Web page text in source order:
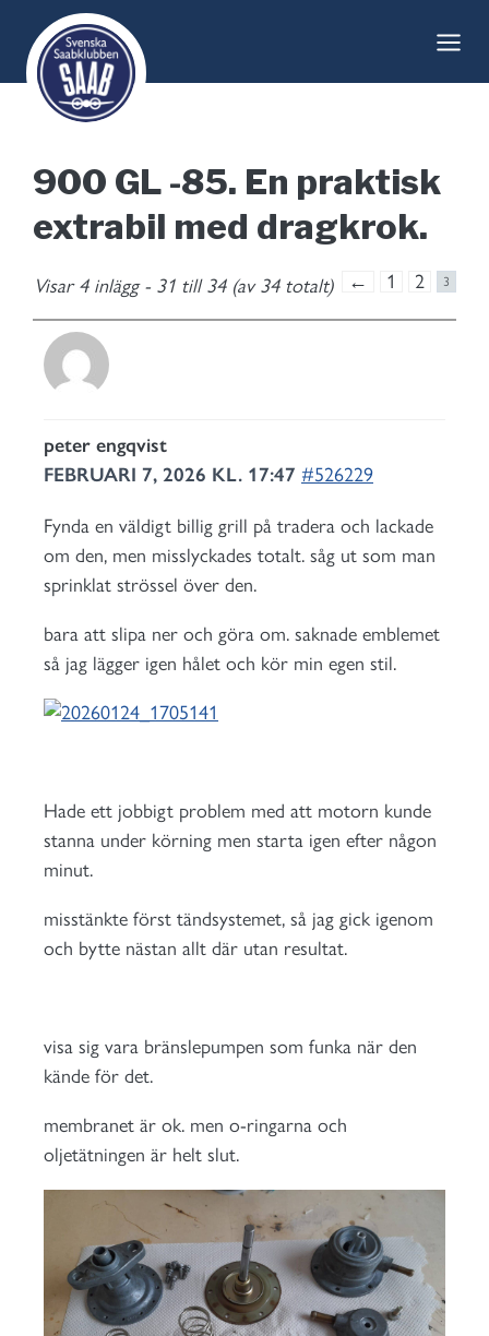
content
900 GL -85. En praktisk
extrabil med dragkrok.
Visar 4 inlägg - 31 till 34 (av 34 totalt) ← 1 2 3
peter engqvist
FEBRUARI 7, 2026 KL. 17:47 #526229
Fynda en väldigt billig grill på tradera och lackade
om den, men misslyckades totalt. såg ut som man
sprinklat strössel över den.
bara att slipa ner och göra om. saknade emblemet
så jag lägger igen hålet och kör min egen stil.
Hade ett jobbigt problem med att motorn kunde
stanna under körning men starta igen efter någon
minut.
misstänkte först tändsystemet, så jag gick igenom
och bytte nästan allt där utan resultat.
visa sig vara bränslepumpen som funka när den
kände för det.
membranet är ok. men o-ringarna och
oljetätningen är helt slut.